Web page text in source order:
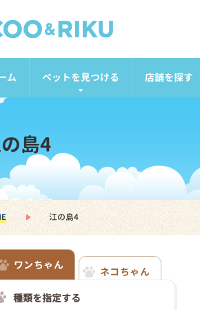
ム ペットを見つける 店舗を探す
島4
江の島4
ワンちゃん
ネコちゃん
種類を指定する